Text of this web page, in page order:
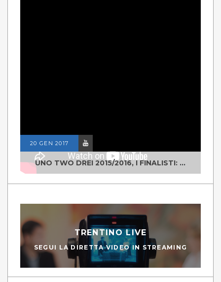
20 GEN 2017
UNO TWO DREI 2015/2016, I FINALISTI: CLASSE IV ALS ISTITUTO "DEGASPERI" BORGO VALSUGANA
TRENTINO LIVE
SEGUI LA DIRETTA VIDEO IN STREAMING